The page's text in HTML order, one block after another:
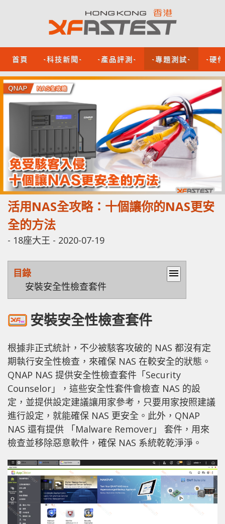
首頁 -科技新聞- -產品評測- -專題測試- -硬
活用NAS全攻略：十個讓你的NAS更安
全的方法
- 18座大王 - 2020-07-19
目錄
menu
安裝安全性檢查套件
安裝安全性檢查套件
根據非正式統計，不少被駭客攻破的 NAS 都沒有定
期執行安全性檢查，來確保 NAS 在較安全的狀態。
QNAP NAS 提供安全性檢查套件「Security
Counselor」，這些安全性套件會檢查 NAS 的設
定，並提供設定建議讓用家參考，只要用家按照建議
進行設定，就能確保 NAS 更安全。此外，QNAP
NAS 還有提供 「Malware Remover」 套件，用來
檢查並移除惡意軟件，確保 NAS 系統乾乾淨淨。